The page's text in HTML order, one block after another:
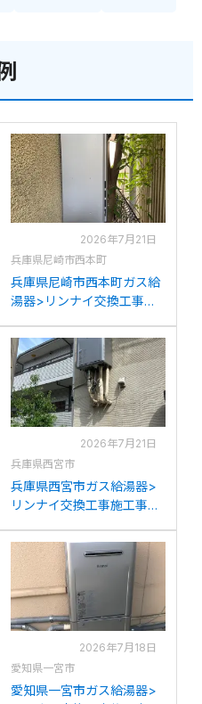
2026年7月21日
兵庫県尼崎市西本町
兵庫県尼崎市西本町ガス給
湯器>リンナイ交換工事施
V2405AWからリンナイ
RUF-K2406SAW(A)への交
換
2026年7月21日
兵庫県西宮市
兵庫県西宮市ガス給湯器>
リンナイ交換工事施工事
2414WKA-Kからリンナイ
RUF-K2406SAW(A)への交
換
2026年7月18日
愛知県一宮市
愛知県一宮市ガス給湯器>